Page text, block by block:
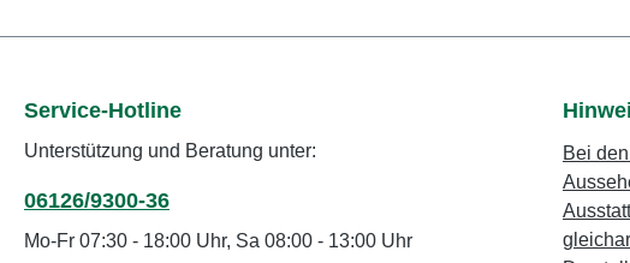
Service-Hotline
Unterstützung und Beratung unter:
06126/9300-36
Mo-Fr 07:30 - 18:00 Uhr, Sa 08:00 - 13:00 Uhr
Bei